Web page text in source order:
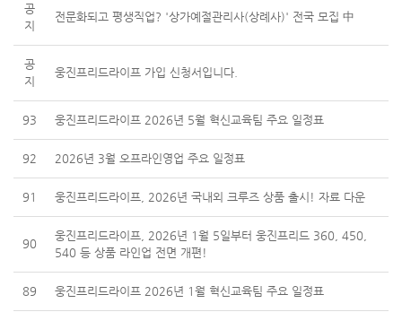
공
지
전문화되고 평생직업? '상가예절관리사(상례사)' 전국 모집 中
공
지
웅진프리드라이프 가입 신청서입니다.
93 웅진프리드라이프 2026년 5월 혁신교육팀 주요 일정표
92 2026년 3월 오프라인영업 주요 일정표
91 웅진프리드라이프, 2026년 국내외 크루즈 상품 출시! 자료 다운
90
웅진프리드라이프, 2026년 1월 5일부터 웅진프리드 360, 450,
540 등 상품 라인업 전면 개편!
89 웅진프리드라이프 2026년 1월 혁신교육팀 주요 일정표